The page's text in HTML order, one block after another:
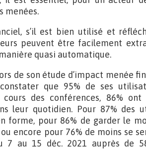
menées.
s’il est bien utilisé et
peuvent être facilement
quasi automatique.
de son étude d’impact menée
que 95% de ses
cours des conférences, 86%
leur quotidien. Pour 87% des
forme, pour 86% de garder le
encore pour 76% de moins se
7 au 15 déc. 2021 auprès de